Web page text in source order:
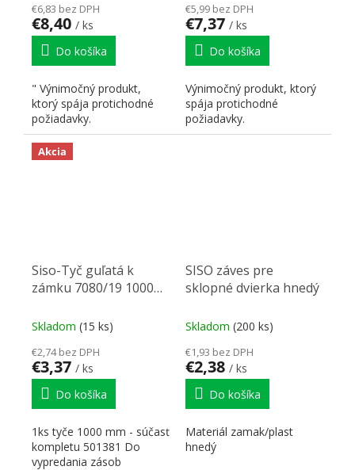
€6,83 bez DPH
€8,40 / ks
Do košíka
" Výnimočný produkt,
ktorý spája protichodné
požiadavky.
€5,99 bez DPH
€7,37 / ks
Do košíka
Výnimočný produkt, ktorý
spája protichodné
požiadavky.
Akcia
Siso-Tyč guľatá k
zámku 7080/19 1000
Skladom (15 ks)
€2,74 bez DPH
€3,37 / ks
Do košíka
1ks tyče 1000 mm - súčasť
kompletu 501381 Do
vypredania zásob
SISO záves pre
sklopné dvierka hnedý
Skladom (200 ks)
€1,93 bez DPH
€2,38 / ks
Do košíka
Materiál zamak/plast
hnedý